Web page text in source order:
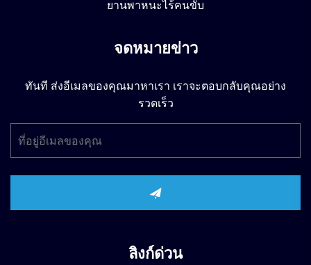
ยานพาหนะไร้คนขับ
จดหมายข่าว
ทันที ส่งอีเมลของคุณมาหาเรา เราจะตอบกลับคุณอย่าง
รวดเร็ว
ลิงก์ด่วน